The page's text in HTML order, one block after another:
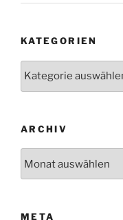
KATEGORIEN
ARCHIV
META